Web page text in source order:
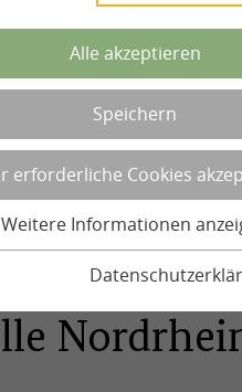
Alle akzeptieren
Speichern
erforderliche Cookies
Weitere Informationen